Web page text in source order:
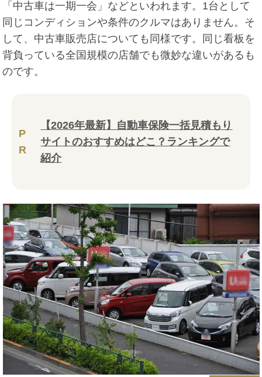
「中古車は一期一会」などといわれます。1台として
同じコンディションや条件のクルマはありません。そ
して、中古車販売店についても同様です。同じ看板を
背負っている全国規模の店舗でも微妙な違いがあるも
のです。
P
R
【2026年最新】自動車保険一括見積もり
サイトのおすすめはどこ？ランキングで
紹介